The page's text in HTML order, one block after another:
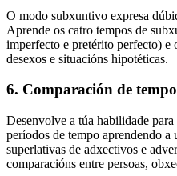
O modo subxuntivo expresa
Aprende os catro tempos de
imperfecto e pretérito perfecto) e
desexos e situacións hipotéticas.
6. Comparación de
Desenvolve a túa habilidade
períodos de tempo aprendendo a
superlativas de adxectivos e
comparacións entre persoas,